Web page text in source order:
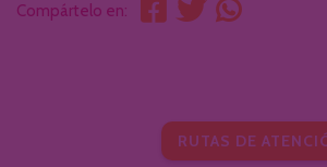
Compártelo en:
RUTAS DE